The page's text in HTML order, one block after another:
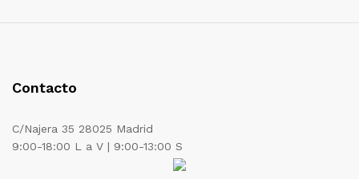
Contacto
C/Najera 35 28025 Madrid
9:00-18:00 L a V | 9:00-13:00 S